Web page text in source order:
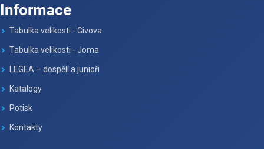
Informace
Tabulka velikosti - Givova
Tabulka velikosti - Joma
LEGEA – dospělí a junioři
Katalogy
Potisk
Kontakty